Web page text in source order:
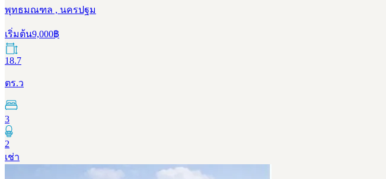
พุทธมณฑล , นครปฐม
เริ่มต้น9,000฿
18.7
ตร.ว
3
2
เช่า